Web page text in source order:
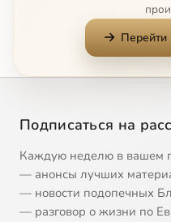
Tota pulcra es amica
Перейти
Подписаться на
Каждую неделю в вашем
— анонсы лучших
— новости подопечных
— разговор о жизни по